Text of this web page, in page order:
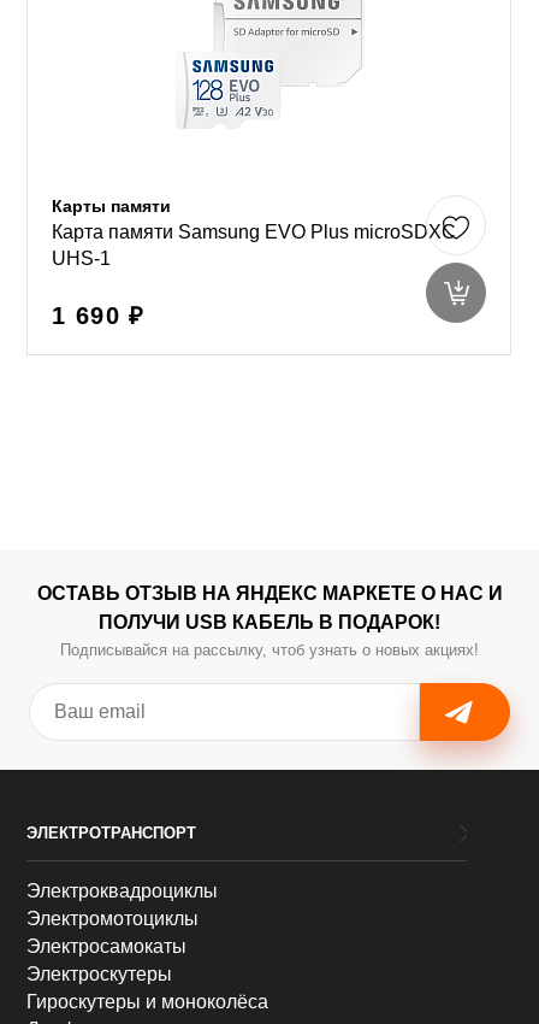
Карты памяти
Карта памяти Samsung EVO Plus microSDXC
UHS-1
1 690 ₽
ОСТАВЬ ОТЗЫВ НА ЯНДЕКС МАРКЕТЕ О НАС И
ПОЛУЧИ USB КАБЕЛЬ В ПОДАРОК!
Подписывайся на рассылку, чтоб узнать о новых акциях!
ЭЛЕКТРОТРАНСПОРТ
Электроквадроциклы
Электромотоциклы
Электросамокаты
Электроскутеры
Гироскутеры и моноколёса